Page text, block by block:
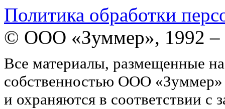
Политика обработки
© ООО «Зуммер», 1992 –
Все материалы, размещенные
собственностью ООО «Зуммер»
и охраняются в соответствии с